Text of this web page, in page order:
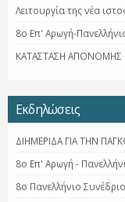
Λειτουργία της νέα
8ο Επ' Αρωγή-
ΚΑΤΑΣΤΑΣΗ ΑΠΟΝΟΜΗΣ
Εκδηλώσεις
ΔΙΗΜΕΡΙΔΑ ΓΙΑ ΤΗΝ
8ο Επ' Αρωγή -
8ο Πανελλήνιο